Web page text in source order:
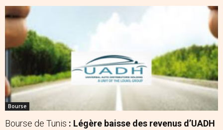
Bourse
Bourse de Tunis : Légère baisse des revenus d’UADH